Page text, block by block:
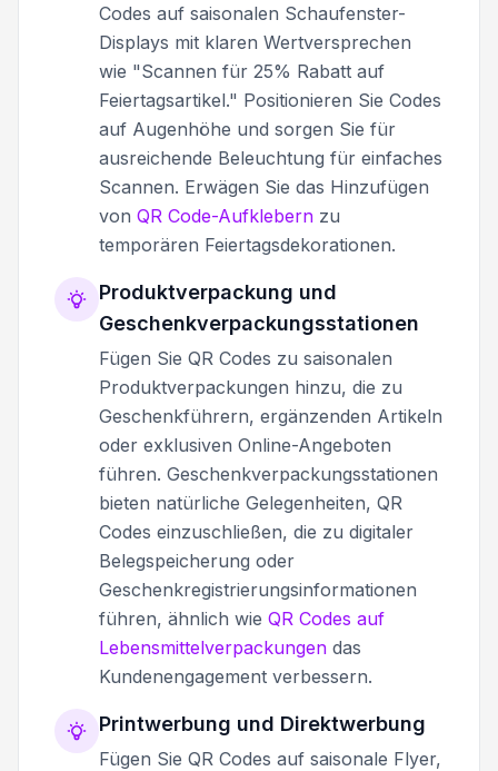
Codes auf saisonalen Schaufenster-
Displays mit klaren Wertversprechen
wie "Scannen für 25% Rabatt auf
Feiertagsartikel." Positionieren Sie Codes
auf Augenhöhe und sorgen Sie für
ausreichende Beleuchtung für einfaches
Scannen. Erwägen Sie das Hinzufügen
von QR Code-Aufklebern zu
temporären Feiertagsdekorationen.
Produktverpackung und
Geschenkverpackungsstationen
Fügen Sie QR Codes zu saisonalen
Produktverpackungen hinzu, die zu
Geschenkführern, ergänzenden Artikeln
oder exklusiven Online-Angeboten
führen. Geschenkverpackungsstationen
bieten natürliche Gelegenheiten, QR
Codes einzuschließen, die zu digitaler
Belegspeicherung oder
Geschenkregistrierungsinformationen
führen, ähnlich wie QR Codes auf
Lebensmittelverpackungen das
Kundenengagement verbessern.
Printwerbung und Direktwerbung
Fügen Sie QR Codes auf saisonale Flyer,